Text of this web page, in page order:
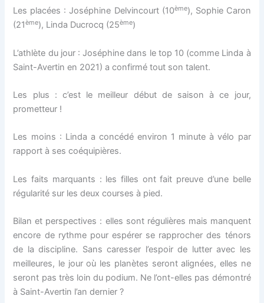
Les placées : Joséphine Delvincourt (10ème), Sophie Caron
(21ème), Linda Ducrocq (25ème)
L’athlète du jour : Joséphine dans le top 10 (comme Linda à
Saint-Avertin en 2021) a confirmé tout son talent.
Les plus : c’est le meilleur début de saison à ce jour,
prometteur !
Les moins : Linda a concédé environ 1 minute à vélo par
rapport à ses coéquipières.
Les faits marquants : les filles ont fait preuve d’une belle
régularité sur les deux courses à pied.
Bilan et perspectives : elles sont régulières mais manquent
encore de rythme pour espérer se rapprocher des ténors
de la discipline. Sans caresser l’espoir de lutter avec les
meilleures, le jour où les planètes seront alignées, elles ne
seront pas très loin du podium. Ne l’ont-elles pas démontré
à Saint-Avertin l’an dernier ?